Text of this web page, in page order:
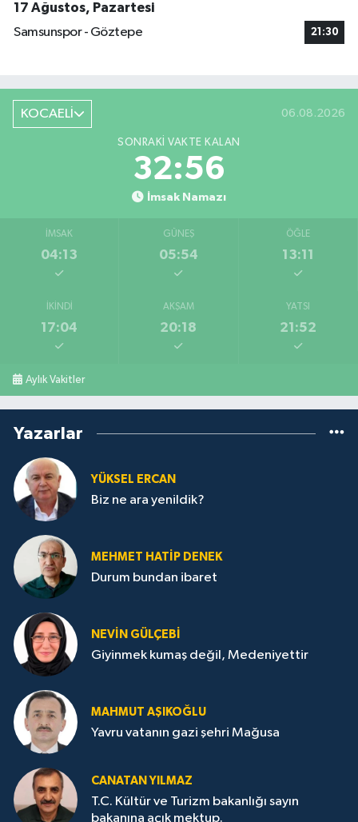
17 Ağustos, Pazartesi
Samsunspor - Göztepe
21:30
KOCAELİ 06.08.2026
SONRAKI VAKTE KALAN
32:55
İmsak Namazı
İMSAK
04:13
GÜNEŞ
05:54
ÖĞLE
13:11
İKINDI
17:04
AKŞAM
20:18
YATSI
21:52
Aylık Vakitler
Yazarlar
YÜKSEL ERCAN
Biz ne ara yenildik?
MEHMET HATİP DENEK
Durum bundan ibaret
NEVİN GÜLÇEBİ
Giyinmek kumaş değil, Medeniyettir
MAHMUT AŞIKOĞLU
Yavru vatanın gazi şehri Mağusa
CANATAN YILMAZ
T.C. Kültür ve Turizm bakanlığı sayın
bakanına açık mektup.